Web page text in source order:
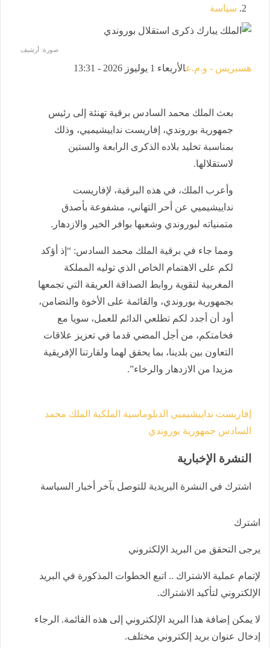
سياسة
صورة: أرشيف
هسبريس - و.م.عالأربعاء 1 يوليوز 2026 - 13:31
بعث الملك محمد السادس برقية تهنئة إلى رئيس
جمهورية بوروندي، إفاريست نداييشيميي، وذلك
بمناسبة تخليد بلاده الذكرى الرابعة والستين
لاستقلالها.
وأعرب الملك، في هذه البرقية، لإفاريست
نداييشيميي عن أحر التهاني، مشفوعة بأصدق
متمنياته لبوروندي وشعبها بوافر الخير والازدهار.
ومما جاء في برقية الملك محمد السادس: “إذ أؤكد
لكم على الاهتمام الخاص الذي توليه المملكة
المغربية لتقوية روابط الصداقة العريقة التي تجمعها
بجمهورية بوروندي، والقائمة على الأخوة والتضامن،
أود أن أجدد لكم تطلعي الدائم للعمل، سويا مع
فخامتكم، من أجل المضي قدما في تعزيز علاقات
التعاون بين بلدينا، بما يحقق لهما ولقارتنا الإفريقية
مزيدا من الازدهار والرخاء”.
إفاريست نداييشيميي الدبلوماسية الملكية الملك محمد
السادس جمهورية بوروندي
النشرة الإخبارية
اشترك في النشرة البريدية للتوصل بآخر أخبار السياسة
اشترك
يرجى التحقق من البريد الإلكتروني
لإتمام عملية الاشتراك .. اتبع الخطوات المذكورة في البريد
الإلكتروني لتأكيد الاشتراك.
لا يمكن إضافة هذا البريد الإلكتروني إلى هذه القائمة. الرجاء
إدخال عنوان بريد إلكتروني مختلف.